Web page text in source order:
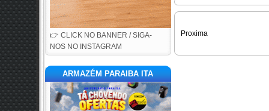
👉 CLICK NO BANNER / SIGA-
NOS NO INSTAGRAM
ARMAZÉM PARAIBA ITA
Proxima